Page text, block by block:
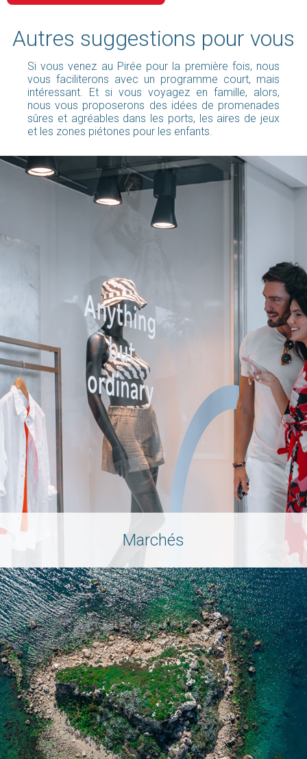
Autres suggestions pour vous
Si vous venez au Pirée pour la première fois, nous
vous faciliterons avec un programme court, mais
intéressant. Et si vous voyagez en famille, alors,
nous vous proposerons des idées de promenades
sûres et agréables dans les ports, les aires de jeux
et les zones piétones pour les enfants.
Marchés